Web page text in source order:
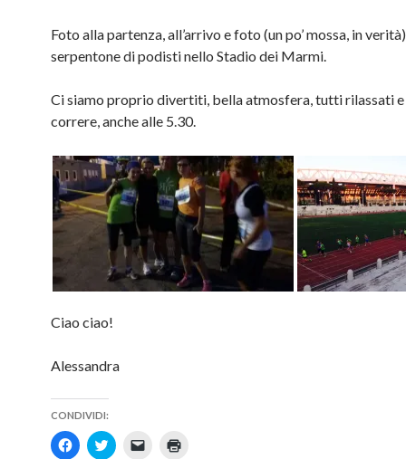
Foto alla partenza, all’arrivo e foto (un po’ mossa, in
serpentone di podisti nello Stadio dei Marmi.
Ci siamo proprio divertiti, bella atmosfera, tutti rilassati
correre, anche alle 5.30.
Ciao ciao!
Alessandra
CONDIVIDI:
F
a
F
a